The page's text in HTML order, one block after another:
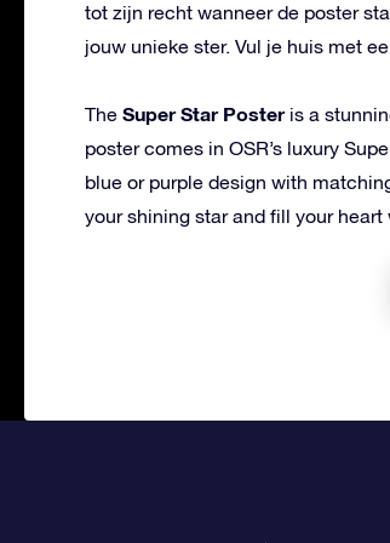
tot zijn recht wanneer de poster
jouw unieke ster. Vul je huis met
The Super Star Posteris a
poster comes in OSR’s luxury
blue or purple design with
your shining star and fill your